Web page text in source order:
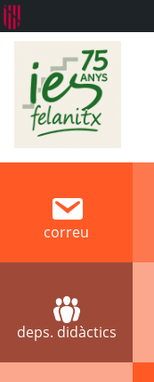
correu
deps. didàctics